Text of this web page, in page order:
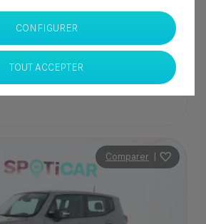
BOUSKOURA
Comparer |
CONFIGURER
TOUT ACCEPTER